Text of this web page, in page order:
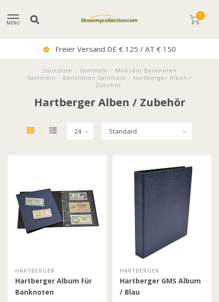
MENU
0
Freier Versand DE € 125 / AT € 150
Startseite Sammeln
Münzen/ Banknoten
Sammeln
Banknoten Sammeln
Hartberger Alben /
Zubehör
Hartberger Alben / Zubehör
HARTBERGER
Hartberger Album Für
Banknoten
HARTBERGER
Hartberger GMS Album
/ Blau